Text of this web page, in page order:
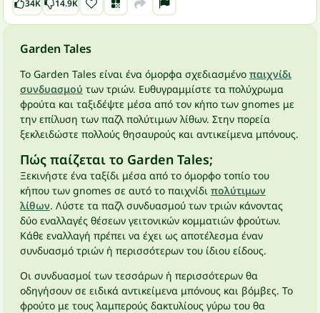
34K 14.9K
Garden Tales
Το Garden Tales είναι ένα όμορφα σχεδιασμένο παιχνίδι
συνδυασμού των τριών. Ευθυγραμμίστε τα πολύχρωμα
φρούτα και ταξιδέψτε μέσα από τον κήπο των gnomes με
την επίλυση των παζλ πολύτιμων λίθων. Στην πορεία
ξεκλειδώστε πολλούς θησαυρούς και αντικείμενα μπόνους.
Πώς παίζεται το Garden Tales;
Ξεκινήστε ένα ταξίδι μέσα από το όμορφο τοπίο του
κήπου των gnomes σε αυτό το παιχνίδι πολύτιμων
λίθων. Λύστε τα παζλ συνδυασμού των τριών κάνοντας
δύο εναλλαγές θέσεων γειτονικών κομματιών φρούτων.
Κάθε εναλλαγή πρέπει να έχει ως αποτέλεσμα έναν
συνδυασμό τριών ή περισσότερων του ίδιου είδους.
Οι συνδυασμοί των τεσσάρων ή περισσότερων θα
οδηγήσουν σε ειδικά αντικείμενα μπόνους και βόμβες. Το
φρούτο με τους λαμπερούς δακτυλίους γύρω του θα